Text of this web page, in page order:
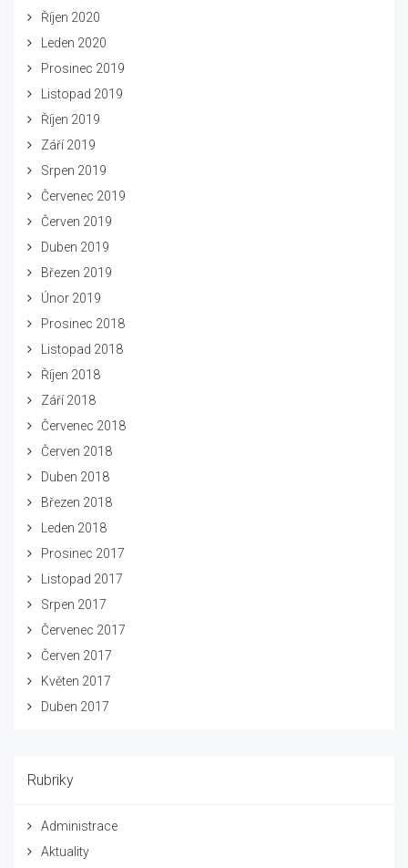
Říjen 2020
Leden 2020
Prosinec 2019
Listopad 2019
Říjen 2019
Září 2019
Srpen 2019
Červenec 2019
Červen 2019
Duben 2019
Březen 2019
Únor 2019
Prosinec 2018
Listopad 2018
Říjen 2018
Září 2018
Červenec 2018
Červen 2018
Duben 2018
Březen 2018
Leden 2018
Prosinec 2017
Listopad 2017
Srpen 2017
Červenec 2017
Červen 2017
Květen 2017
Duben 2017
Rubriky
Administrace
Aktuality